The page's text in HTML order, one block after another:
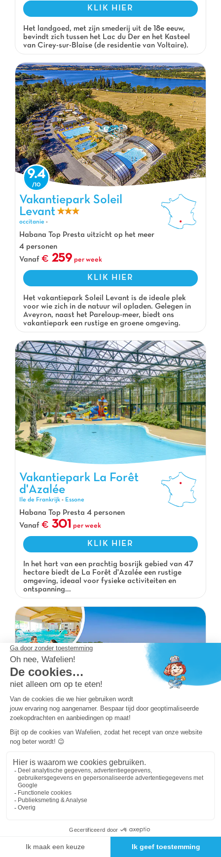
KLIK HIER
Het landgoed, met zijn smederij uit de 18e eeuw,
bevindt zich tussen het Lac du Der en het Kasteel
van Cirey-sur-Blaise (de residentie van Voltaire).
Vakantiepark Soleil Levant, Vakantiepark Occitanie
9.4
Vakantiepark Soleil
Levant
occitanie -
Habana Top Presta uitzicht op het meer
4 personen
Vanaf
259 per week
KLIK HIER
Het vakantiepark Soleil Levant is de ideale plek
voor wie zich in de natuur wil opladen. Gelegen in
Aveyron, naast het Pareloup-meer, biedt ons
vakantiepark een rustige en groene omgeving.
Vakantiepark La Forêt d'Azalée, Vakantiepark Ile de Frankrijk
Vakantiepark La Forêt
d'Azalée
Ile de Frankrijk - Essone
Habana Top Presta 4 personen
Vanaf
301 per week
KLIK HIER
In het hart van een prachtig bosrijk gebied van 47
hectare biedt de La Forêt d'Azalée een rustige
omgeving, ideaal voor fysieke activiteiten en
ontspanning...
Vakantiepark Les Forges, Vakantiepark Loirestreek
9.4
Vakantiepark Les Forges
Loirestreek-Vendée
Habana Top Presta 4 personen
Vanaf
297
Gelegen op korte afstand van de mooiste stranden
van de Vendée, Domaine des Forges is een
cultureel groen paradijs, ideaal voor liefhebbers